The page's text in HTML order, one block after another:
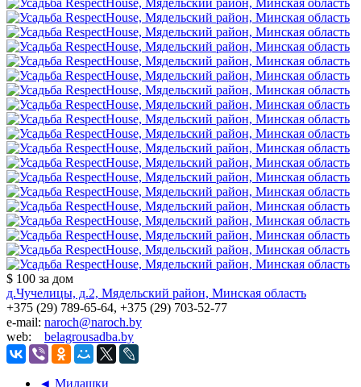
$ 100 за дом
д.Чучелицы, д.2, Мядельский район, Минская область
+375 (29) 789-65-64, +375 (29) 703-52-77
e-mail: naroch@naroch.by
web: belagrousadba.by
◄ Милашки